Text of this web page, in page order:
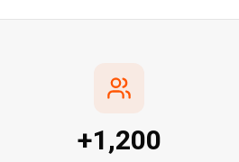
1,200
+